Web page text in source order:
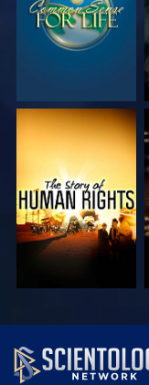
REGARDER
REGARDER